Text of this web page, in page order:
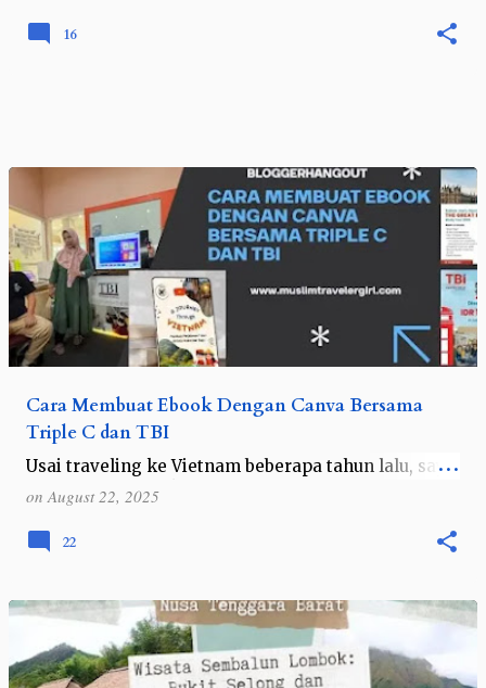
pelatihan disabilitas siap kerja di tahun 2024,
XLSMART kembali melanjutkan pro…
16
Cara Membuat Ebook Dengan Canva Bersama
Triple C dan TBI
Usai traveling ke Vietnam beberapa tahun lalu, saya
memang menuliskan beberapa ceritanya di blog ini.
Namun beberapa teman penasaran dengan itinerary
selama saya menjelajahi nega…
onAugust 22, 2025
22